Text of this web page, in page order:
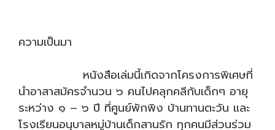
ความเป็นมา
หนังสือเล่มนี้เกิดจากโครงการพิเศษที่
นำอาสาสมัครจำนวน ๖ คนไปคลุกคลีกับเด็กๆ อายุ
ระหว่าง ๑ – ๖ ปี ที่ศูนย์พักพิง บ้านทานตะวัน และ
โรงเรียนอนุบาลหมู่บ้านเด็กสานรัก ทุกคนมีส่วนร่วม